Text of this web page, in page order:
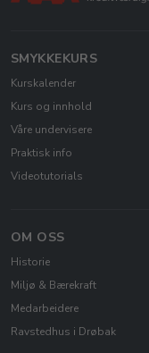
SMYKKEKURS
Kurskalender
Kurs og innhold
Våre undervisere
Praktisk info
Videotutorials
OM OSS
Historie
Miljø & Bærekraft
Medarbeidere
Ravstedhus i Drøbak